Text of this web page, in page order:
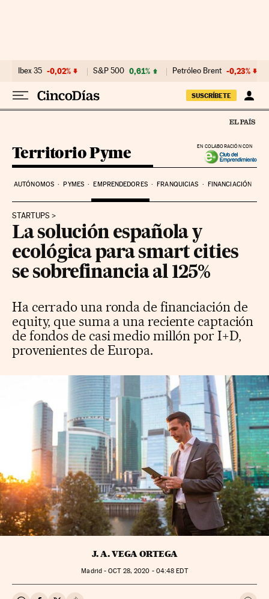
Ibex 35 -0,02% S&P 500 0,61% Petróleo Brent -0,23%
SUSCRÍBETE
EN COLABORACIÓN CON
Territorio Pyme
AUTÓNOMOS PYMES EMPRENDEDORES FRANQUICIAS FINANCIACIÓN
STARTUPS
La solución española y
ecológica para smart cities
se sobrefinancia al 125%
Ha cerrado una ronda de financiación de
equity, que suma a una reciente captación
de fondos de casi medio millón por I+D,
provenientes de Europa.
J. A. VEGA ORTEGA
Madrid -OCT28, 2020 - 04:48 EDT